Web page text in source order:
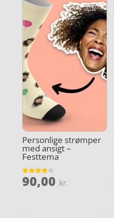
Personlige strømper
med ansigt –
Festtema
Vurderet
4.2
90,00 kr.